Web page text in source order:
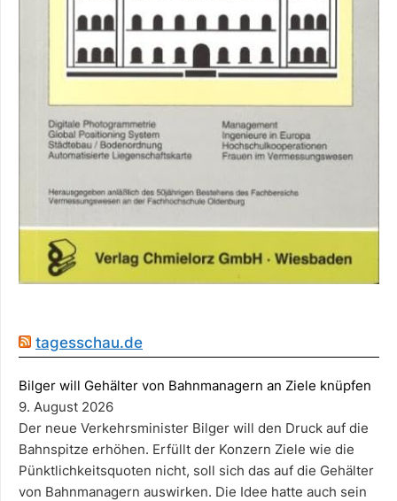
tagesschau.de
Bilger will Gehälter von Bahnmanagern an Ziele knüpfen
9. August 2026
Der neue Verkehrsminister Bilger will den Druck auf die
Bahnspitze erhöhen. Erfüllt der Konzern Ziele wie die
Pünktlichkeitsquoten nicht, soll sich das auf die Gehälter
von Bahnmanagern auswirken. Die Idee hatte auch sein